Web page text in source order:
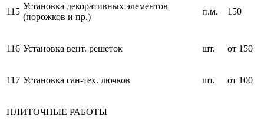
115
Установка декоративных элементов
(порожков и пр.)
п.м. 150
116 Установка вент. решеток шт. от 150
117 Установка сан-тех. лючков шт. от 100
ПЛИТОЧНЫЕ РАБОТЫ